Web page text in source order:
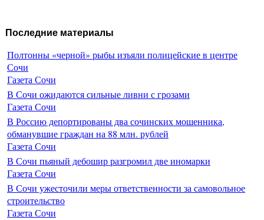
Последние материалы
Полтонны «черной» рыбы изъяли полицейские в центре
Сочи
Газета Сочи
В Сочи ожидаются сильные ливни с грозами
Газета Сочи
В Россию депортированы два сочинских мошенника,
обманувшие граждан на 88 млн. рублей
Газета Сочи
В Сочи пьяный дебошир разгромил две иномарки
Газета Сочи
В Сочи ужесточили меры ответственности за самовольное
строительство
Газета Сочи